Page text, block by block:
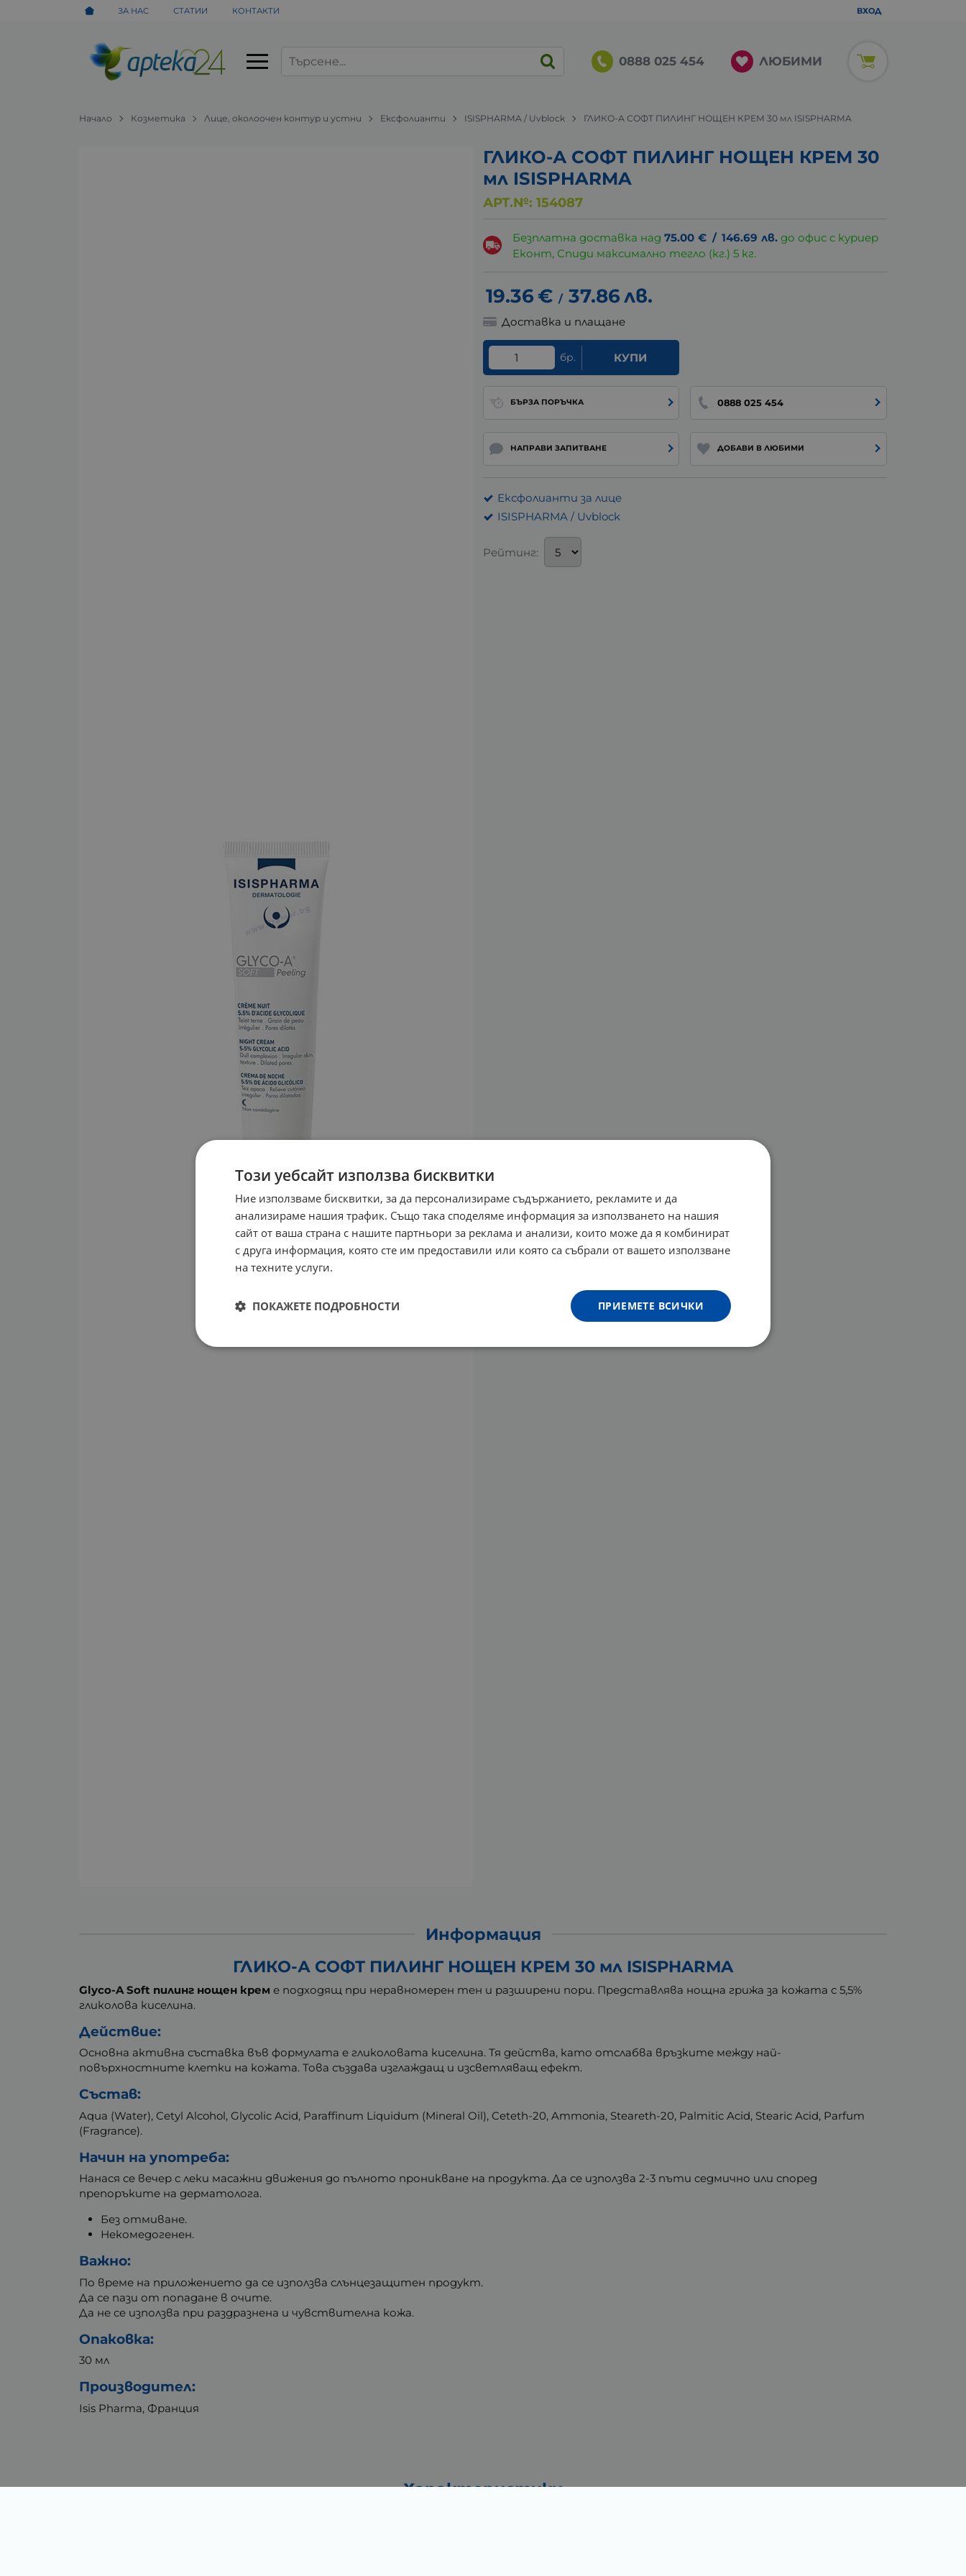
ЗА НАС СТАТИИ КОНТАКТИ ВХОД
0888 025 454 ЛЮБИМИ
Начало Козметика Лице, околоочен контур и устни Ексфолианти ISISPHARMA / Uvblock ГЛИКО-А СОФТ ПИЛИНГ НОЩЕН КРЕМ 30 мл ISISPHARMA
ГЛИКО-А СОФТ ПИЛИНГ НОЩЕН КРЕМ 30
мл ISISPHARMA
АРТ.№: 154087
Безплатна доставка над75.00 € / 146.69 лв. до офис с куриер
Еконт, Спиди максимално тегло (кг.) 5 кг.
19.36€ / 37.86лв.
Доставка и плащане
бр. КУПИ
БЪРЗА ПОРЪЧКА 0888 025 454
НАПРАВИ ЗАПИТВАНЕ ДОБАВИ В ЛЮБИМИ
Ексфолианти за лице
ISISPHARMA / Uvblock
Рейтинг:
Информация
ГЛИКО-А СОФТ ПИЛИНГ НОЩЕН КРЕМ 30 мл ISISPHARMA
Glyco-A Soft пилинг нощен крем е подходящ при неравномерен тен и разширени пори. Представлява нощна грижа за кожата с 5,5%
гликолова киселина.
Действие:
Основна активна съставка във формулата е гликоловата киселина. Тя действа, като отслабва връзките между най-
повърхностните клетки на кожата. Това създава изглаждащ и изсветляващ ефект.
Състав:
Aqua (Water), Cetyl Alcohol, Glycolic Acid, Paraffinum Liquidum (Mineral Oil), Ceteth-20, Ammonia, Steareth-20, Palmitic Acid, Stearic Acid, Parfum
(Fragrance).
Начин на употреба:
Нанася се вечер с леки масажни движения до пълното проникване на продукта. Да се използва 2-3 пъти седмично или според
препоръките на дерматолога.
Без отмиване.
Некомедогенен.
Важно:
По време на приложението да се използва слънцезащитен продукт.
Да се пази от попадане в очите.
Да не се използва при раздразнена и чувствителна кожа.
Опаковка:
30 мл
Производител:
Isis Pharma, Франция
Характеристики
Този уебсайт използва бисквитки
Ние използваме бисквитки, за да персонализираме съдържанието, рекламите и да
анализираме нашия трафик. Също така споделяме информация за използването на нашия
сайт от ваша страна с нашите партньори за реклама и анализи, които може да я комбинират
с друга информация, която сте им предоставили или която са събрали от вашето използване
на техните услуги.
ПРИЕМЕТЕ ВСИЧКИ
ПОКАЖЕТЕ ПОДРОБНОСТИ